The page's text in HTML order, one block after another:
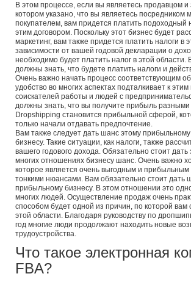
В этом процессе, если вы являетесь продавцом и
котором указано, что вы являетесь посредником
покупателем, вам придется платить подоходный
этим договором. Поскольку этот бизнес будет
маркетинг, вам также придется платить налоги в
зависимости от вашей годовой декларации о
необходимо будет платить налог в этой
должны знать, что будете платить налоги и
Очень важно начать процесс соответствующим
удобство во многих аспектах подталкивает к
соискателей работы и людей с
должны знать, что вы получите прибыль
Dropshipping становится прибыльной сферой,
только начали отдавать предпочтение.
Вам также следует дать шанс этому
бизнесу. Такие ситуации, как налоги, также
вашего годового дохода. Обязательно стоит
многих отношениях бизнесу шанс. Очень важно
которое является очень выгодным и прибыльным
тонкими нюансами. Вам обязательно стоит дать
прибыльному бизнесу. В этом отношении это
многих людей. Осуществление продаж очень
способом будет одной из причин, по которой вам
этой области. Благодаря руководству по
год многие люди продолжают находить новые
трудоустройства.
Что такое электронная
FBA?